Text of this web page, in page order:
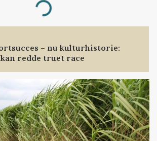
Loading...
– nu kulturhistorie:
redde truet race